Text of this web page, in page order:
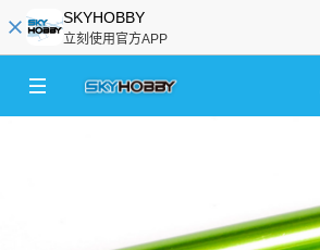
SKYHOBBY
立刻使用官方APP